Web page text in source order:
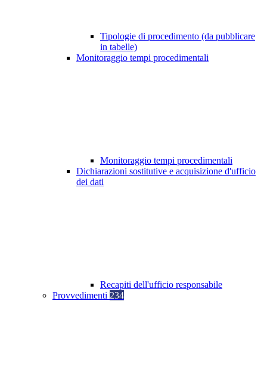
Tipologie di procedimento (da pubblicare
in tabelle)
Monitoraggio tempi procedimentali
Monitoraggio tempi procedimentali
Dichiarazioni sostitutive e acquisizione d'ufficio
dei dati
Recapiti dell'ufficio responsabile
Provvedimenti 234